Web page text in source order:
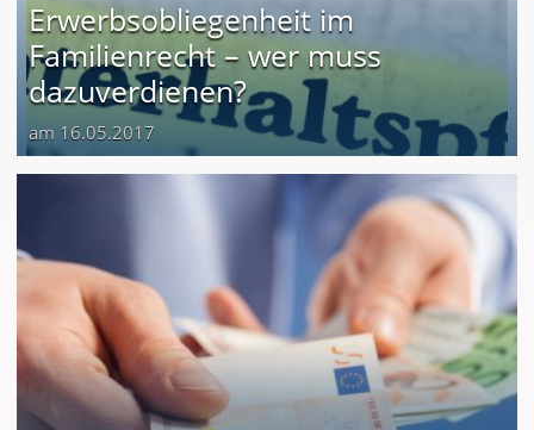
Erwerbsobliegenheit im
Familienrecht – wer muss
dazuverdienen?
am 16.05.2017